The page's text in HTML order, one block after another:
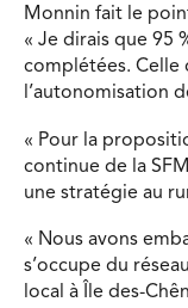
Monnin fait le
« Je dirais que 95
complétées. Celle
l’autonomisation
« Pour la
continue de la
une stratégie au
« Nous avons
s’occupe du
local à Île des-